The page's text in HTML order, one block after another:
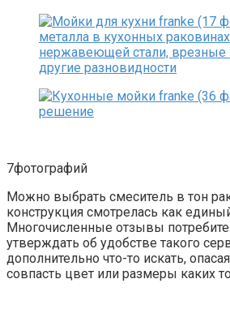
7фотографий
Можно выбрать смеситель в тон
конструкция смотрелась как
Многочисленные отзывы
утверждать об удобстве такого
дополнительно что-то искать,
совпасть цвет или размеры каких